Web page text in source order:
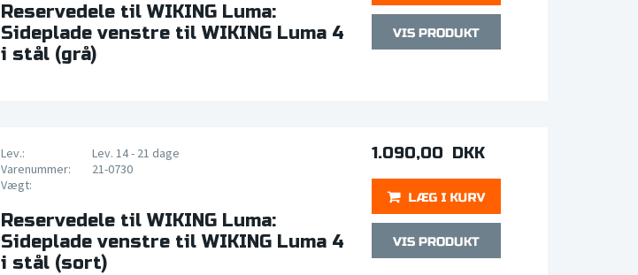
Reservedele til WIKING Luma:
Sideplade venstre til WIKING Luma 4
i stål (grå)
Lev.:
Lev. 14 - 21 dage
Varenummer:
21-0730
Vægt:
Reservedele til WIKING Luma:
Sideplade venstre til WIKING Luma 4
i stål (sort)
1.090,00 DKK